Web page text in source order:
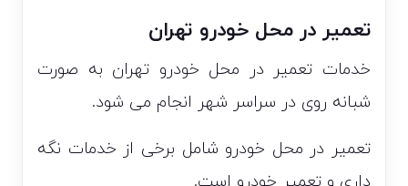
تعمیر در محل خودرو تهران
خدمات تعمیر در محل خودرو تهران به صورت
شبانه روی در سراسر شهر انجام می شود.
تعمیر در محل خودرو شامل برخی از خدمات نگه